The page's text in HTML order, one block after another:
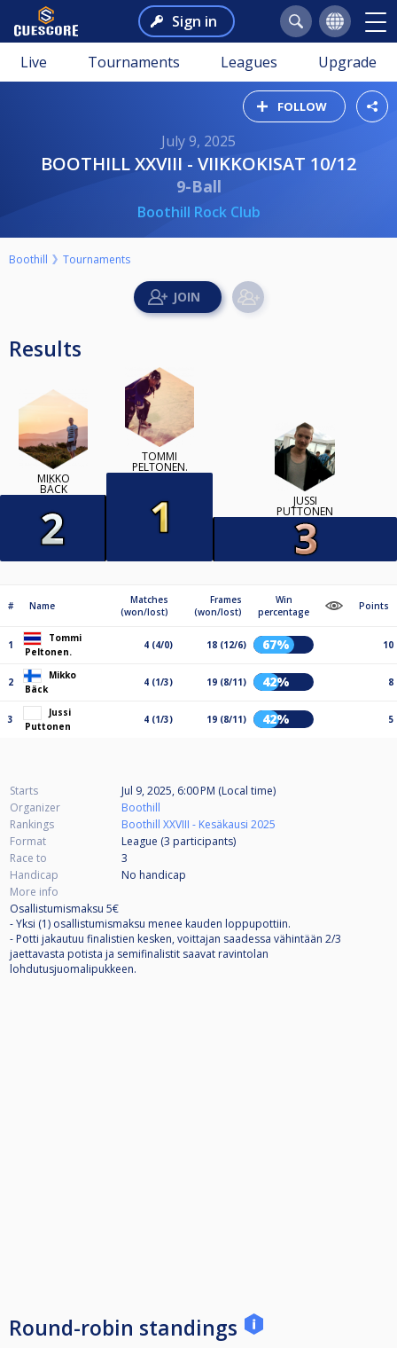
Sign in
Live Tournaments Leagues Upgrade
FOLLOW
July 9, 2025
BOOTHILL XXVIII - VIIKKOKISAT 10/12
9-Ball
Boothill Rock Club
Boothill Tournaments
Results
MIKKO
BÄCK
TOMMI
PELTONEN.
JUSSI
PUTTONEN
# Name
Matches
(won/lost)
Frames
(won/lost)
Win
percentage
Points
1
Tommi
Peltonen.
4 (4/0) 18 (12/6) 67% 10
2
Mikko
Bäck
4 (1/3) 19 (8/11) 42% 8
3
Jussi
Puttonen
4 (1/3) 19 (8/11) 42% 5
Starts
Jul 9, 2025, 6:00 PM (Local time)
Organizer
Boothill
Rankings
Boothill XXVIII - Kesäkausi 2025
Format
League (3 participants)
Race to
3
Handicap
No handicap
More info
Osallistumismaksu 5€
- Yksi (1) osallistumismaksu menee kauden loppupottiin.
- Potti jakautuu finalistien kesken, voittajan saadessa vähintään 2/3
jaettavasta potista ja semifinalistit saavat ravintolan
lohdutusjuomalipukkeen.
Round-robin standings